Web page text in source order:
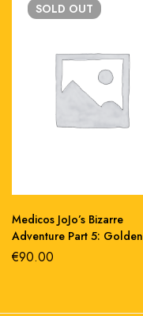
SOLD OUT
Medicos JoJo’s Bizarre
Adventure Part 5: Golden
Wind Action Figure
€90.00